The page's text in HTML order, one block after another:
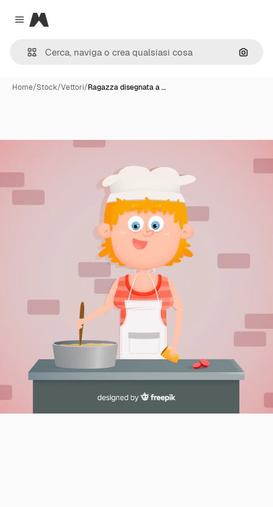
Close menu
Magnific
Cerca
Home/Stock/Vettori/Ragazza disegnata a …